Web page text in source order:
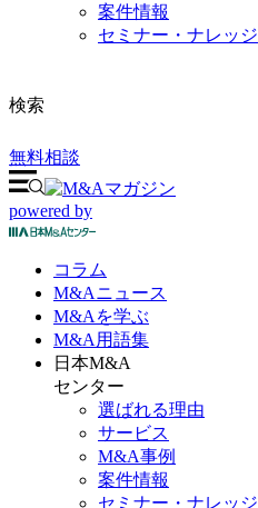
案件情報
セミナー・ナレッジ
検索
無料相談
powered by
コラム
M&Aニュース
M&Aを学ぶ
M&A 用語集
日本M&A
センター
選ばれる理由
サービス
M&A事例
案件情報
セミナー・ナレッジ